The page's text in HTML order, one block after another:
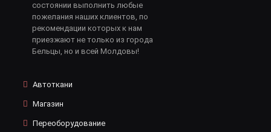
состоянии выполнить любые
пожелания наших клиентов, по
рекомендации которых к нам
приезжают не только из города
Бельцы, но и всей Молдовы!
Автоткани
Магазин
Переоборудование